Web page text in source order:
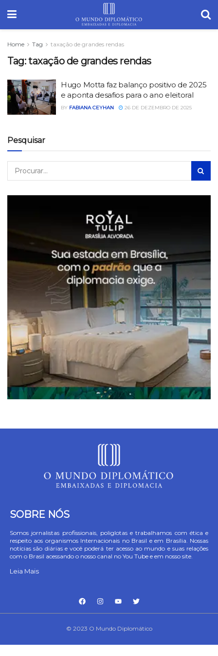
Home Tag taxação de grandes rendas
Tag:taxação de grandes rendas
Hugo Motta faz balanço positivo de 2025
e aponta desafios para o ano eleitoral
BY FABIANA CEYHAN 26 DE DEZEMBRO DE 2025
Pesquisar
SOBRE NÓS
Somos jornalistas profissionais, poliglotas e trabalhamos com ética e
respeito aos organismos Internacionais no Brasil e em Brasília. Nossas
notícias são diárias e você poderá ter acesso ao mundo e suas relações
com o Brasil acessando o nosso canal no You Tube e em nosso site.
Leia Mais
© 2023 O Mundo Diplomático